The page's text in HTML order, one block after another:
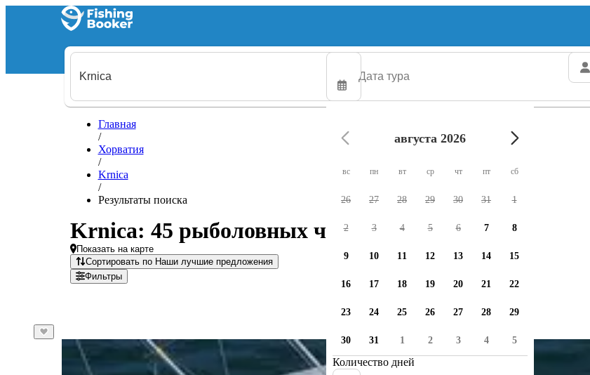
Главная
/
Хорватия
/
Krnica
/
Результаты поиска
Krnica: 45 рыболовных чартеров доступно
Показать на карте
Сортировать по Наши лучшие предложения
Фильтры
августа 2026
вс пн вт ср чт пт сб
26 27 28 29 30 31 1
2 3 4 5 6 7 8
9 10 11 12 13 14 15
16 17 18 19 20 21 22
23 24 25 26 27 28 29
30 31 1 2 3 4 5
Количество дней